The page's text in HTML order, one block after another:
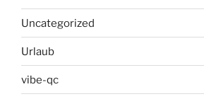
Uncategorized
Urlaub
vibe-qc